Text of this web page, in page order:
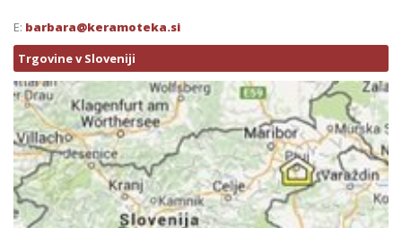
E: barbara@keramoteka.si
Trgovine v Sloveniji